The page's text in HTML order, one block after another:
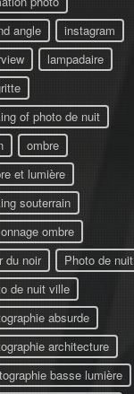
angle
instagram
lampadaire
of photo de nuit
ombre
et lumière
souterrain
ombre
du noir
Photo de nuit
de nuit ville
absurde
architecture
basse lumière